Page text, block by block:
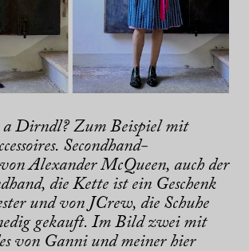
a Dirndl?Zum Beispiel mit
Secondhand-
Alexander McQueen, auch der
die Kette ist ein Geschenk
und von JCrew, die Schuhe
gekauft. Im Bild zwei mit
von Ganni und meiner hier